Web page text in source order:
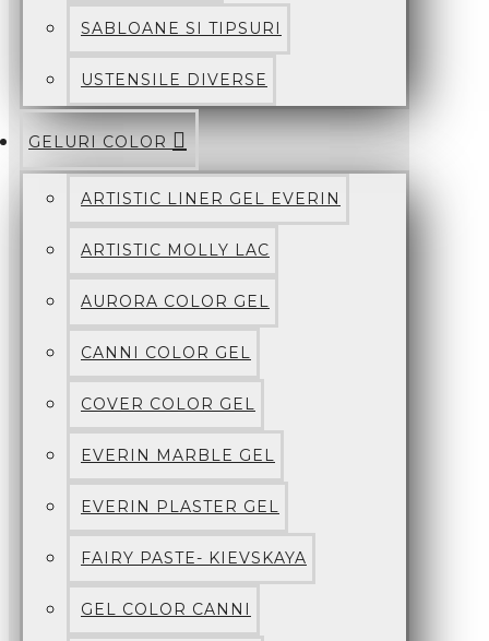
SABLOANE SI TIPSURI
USTENSILE DIVERSE
GELURI COLOR
ARTISTIC LINER GEL EVERIN
ARTISTIC MOLLY LAC
AURORA COLOR GEL
CANNI COLOR GEL
COVER COLOR GEL
EVERIN MARBLE GEL
EVERIN PLASTER GEL
FAIRY PASTE- KIEVSKAYA
GEL COLOR CANNI